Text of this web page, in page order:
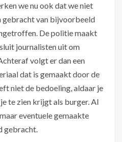
we nu ook dat we niet
gebracht van bijvoorbeeld
De politie maakt
journalisten uit om
volgt er dan een
dat is gemaakt door de
niet de bedoeling, aldaar je
te zien krijgt als burger. Al
eventuele gemaakte
gebracht.